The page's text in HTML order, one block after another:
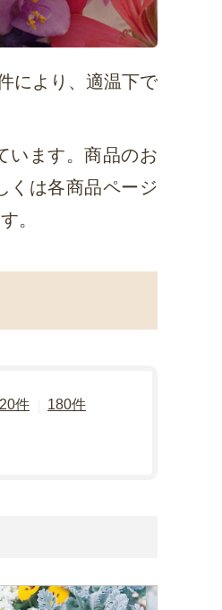
により、適温下で
います。商品のお
くは各商品ページ
。
件 180件